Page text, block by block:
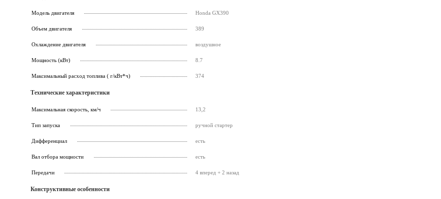
Модель двигателя Honda GX390
Объем двигателя 389
Охлаждение двигателя воздушное
Мощность (кВт) 8.7
Максимальный расход топлива ( г/кВт*ч) 374
Технические характеристики
Максимальная скорость, км/ч 13,2
Тип запуска ручной стартер
Дифференциал есть
Вал отбора мощности есть
Передачи 4 вперед + 2 назад
Конструктивные особенности